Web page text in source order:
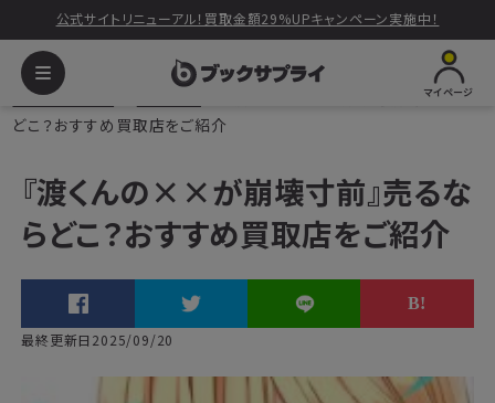
公式サイトリニューアル！買取金額29%UPキャンペーン実施中！
マイページ
ブックサプライ
『渡くんの××が崩壊寸前』売るなら
どこ？おすすめ買取店をご紹介
『渡くんの××が崩壊寸前』売るな
らどこ？おすすめ買取店をご紹介
最終更新日2025/09/20